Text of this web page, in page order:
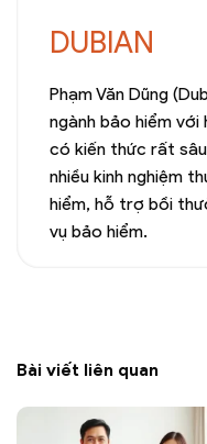
DUBIAN
Phạm Văn Dũng
ngành bảo hiểm với
có kiến thức rất
nhiều kinh nghiệm
hiểm, hỗ trợ bồi
vụ bảo hiểm.
Bài viết liên quan